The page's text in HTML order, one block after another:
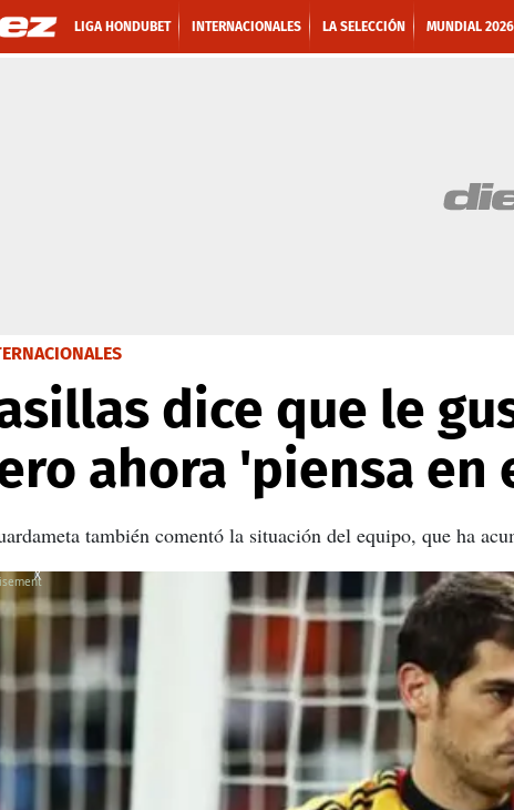
LIGA HONDUBET INTERNACIONALES LA SELECCIÓN MUNDIAL 2026
dice que le
ahora 'piensa en
también comentó la situación del equipo, que ha
X